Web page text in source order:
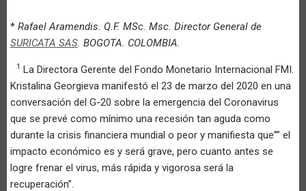
* Rafael Aramendis. Q.F. MSc. Msc. Director General de
SURICATA SAS. BOGOTA. COLOMBIA.
1 La Directora Gerente del Fondo Monetario Internacional FMI.
Kristalina Georgieva manifestó el 23 de marzo del 2020 en una
conversación del G-20 sobre la emergencia del Coronavirus
que se prevé como mínimo una recesión tan aguda como
durante la crisis financiera mundial o peor y manifiesta que”” el
impacto económico es y será grave, pero cuanto antes se
logre frenar el virus, más rápida y vigorosa será la
recuperación”.